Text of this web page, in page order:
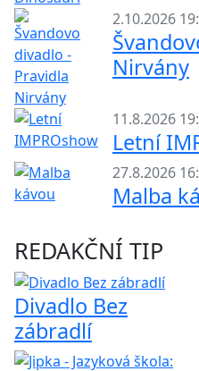
2.10.2026
Nirvány
11.8.2026
Letní
27.8.2026
Malba
REDAKČNÍ TIP
Divadlo Bez
zábradlí